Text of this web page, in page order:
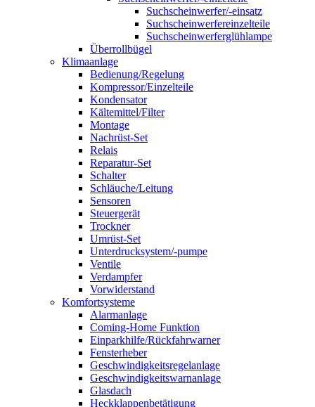
Suchscheinwerfer/-einsatz
Suchscheinwerfereinzelteile
Suchscheinwerferglühlampe
Überrollbügel
Klimaanlage
Bedienung/Regelung
Kompressor/Einzelteile
Kondensator
Kältemittel/Filter
Montage
Nachrüst-Set
Relais
Reparatur-Set
Schalter
Schläuche/Leitung
Sensoren
Steuergerät
Trockner
Umrüst-Set
Unterdrucksystem/-pumpe
Ventile
Verdampfer
Vorwiderstand
Komfortsysteme
Alarmanlage
Coming-Home Funktion
Einparkhilfe/Rückfahrwarner
Fensterheber
Geschwindigkeitsregelanlage
Geschwindigkeitswarnanlage
Glasdach
Heckklappenbetätigung